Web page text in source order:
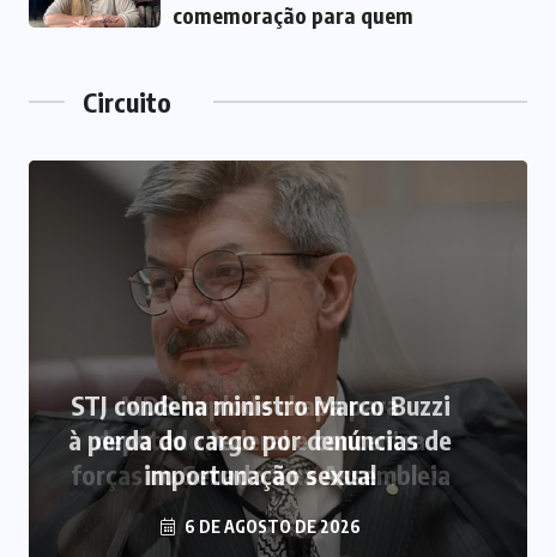
comemoração para quem
Circuito
STJ condena ministro Marco Buzzi
à perda do cargo por denúncias de
importunação sexual
6 DE AGOSTO DE 2026
MDB implode chapa para
deputado federal e concentra
forças no Senado e na Assembleia
6 DE AGOSTO DE 2026